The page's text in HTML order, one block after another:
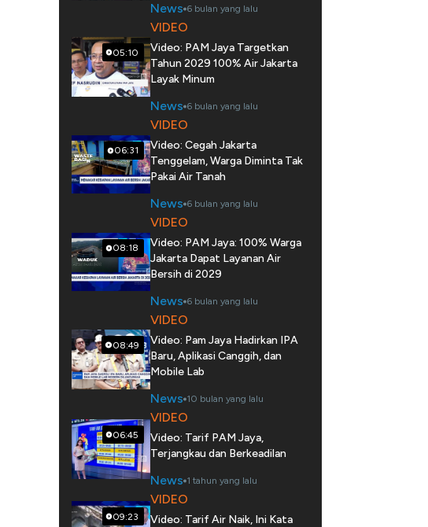
News 6 bulan yang lalu
05:10
VIDEO
Video: PAM Jaya Targetkan
Tahun 2029 100% Air Jakarta
Layak Minum
News 6 bulan yang lalu
06:31
VIDEO
Video: Cegah Jakarta
Tenggelam, Warga Diminta Tak
Pakai Air Tanah
News 6 bulan yang lalu
08:18
VIDEO
Video: PAM Jaya: 100% Warga
Jakarta Dapat Layanan Air
Bersih di 2029
News 6 bulan yang lalu
08:49
VIDEO
Video: Pam Jaya Hadirkan IPA
Baru, Aplikasi Canggih, dan
Mobile Lab
News 10 bulan yang lalu
06:45
VIDEO
Video: Tarif PAM Jaya,
Terjangkau dan Berkeadilan
News 1 tahun yang lalu
09:23
VIDEO
Video: Tarif Air Naik, Ini Kata